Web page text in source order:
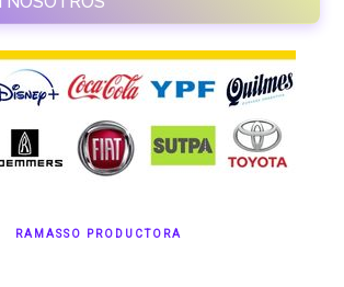
RAMASSO PRODUCTORA